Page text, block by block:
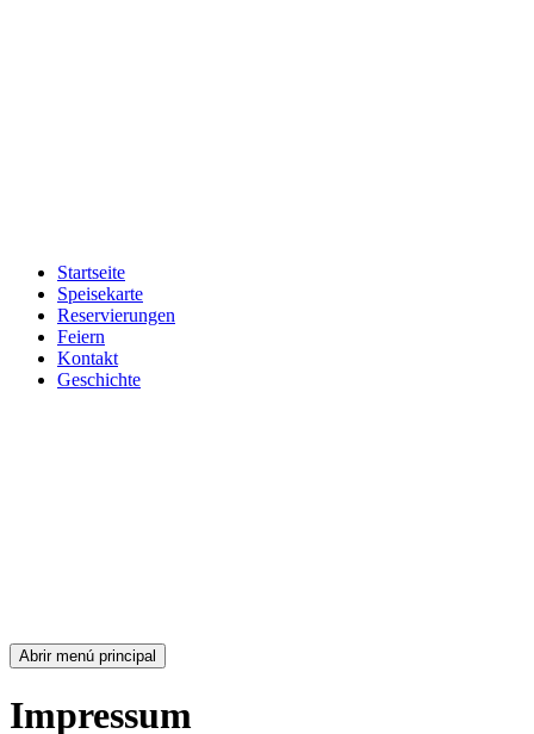
Startseite
Speisekarte
Reservierungen
Feiern
Kontakt
Geschichte
Abrir menú principal
Impressum